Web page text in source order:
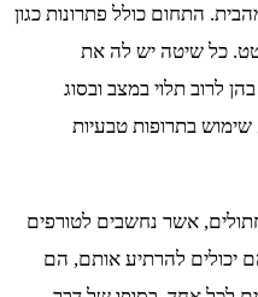
התחום כולל פתרונות כגון
כל שיטה יש לה את
לרוב תלוי במצב ובסוג
בתרופות טבעיות
אשר נחשבים לטורפים
יכולים להרתיע אותם, הם